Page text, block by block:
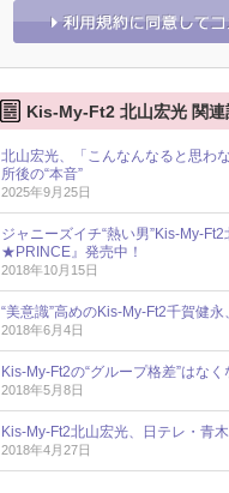
Kis-My-Ft2 北山宏光 関連
北山宏光、「こんなんなると思わ
所後の“本音”
2025年9月25日
ジャニーズイチ“熱い男”Kis-My-
★PRINCE』発売中！
2018年10月15日
“美意識”高めのKis-My-Ft2千賀健
2018年6月4日
Kis-My-Ft2の“グループ格差”はな
2018年5月8日
Kis-My-Ft2北山宏光、日テレ・青
2018年4月27日